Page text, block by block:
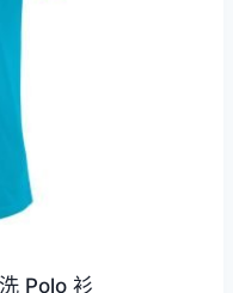
Polo 衫